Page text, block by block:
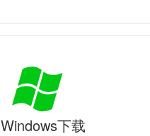
Windows下载